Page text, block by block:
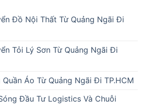
Đồ Nội Thất Từ Quảng Ngãi Đi
Tỏi Lý Sơn Từ Quảng Ngãi Đi
Áo Từ Quảng Ngãi Đi TP.HCM
Đầu Tư Logistics Và Chuỗi